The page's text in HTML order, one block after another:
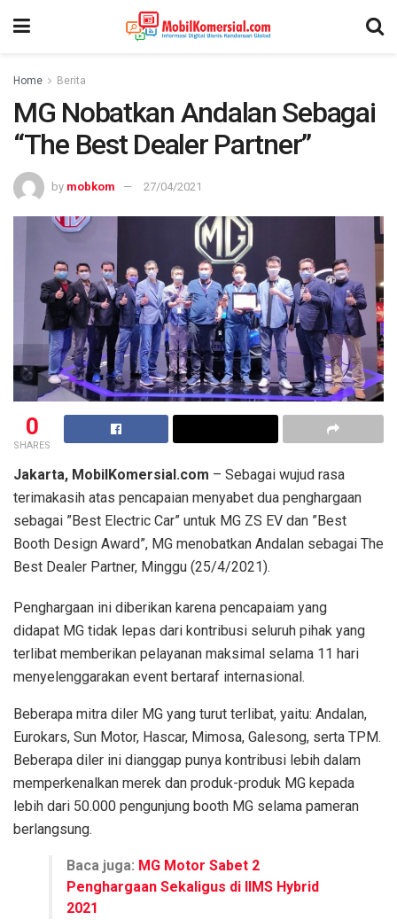
Home Berita
MG Nobatkan Andalan Sebagai
“The Best Dealer Partner”
by mobkom 27/04/2021
0
SHARES
Jakarta, MobilKomersial.com – Sebagai wujud rasa
terimakasih atas pencapaian menyabet dua penghargaan
sebagai ”Best Electric Car” untuk MG ZS EV dan ”Best
Booth Design Award”, MG menobatkan Andalan sebagai The
Best Dealer Partner, Minggu (25/4/2021).
Penghargaan ini diberikan karena pencapaiam yang
didapat MG tidak lepas dari kontribusi seluruh pihak yang
terlibat memberikan pelayanan maksimal selama 11 hari
menyelenggarakan event bertaraf internasional.
Beberapa mitra diler MG yang turut terlibat, yaitu: Andalan,
Eurokars, Sun Motor, Hascar, Mimosa, Galesong, serta TPM.
Beberapa diler ini dianggap punya kontribusi lebih dalam
memperkenalkan merek dan produk-produk MG kepada
lebih dari 50.000 pengunjung booth MG selama pameran
berlangsung.
Baca juga: MG Motor Sabet 2
Penghargaan Sekaligus di IIMS Hybrid
2021